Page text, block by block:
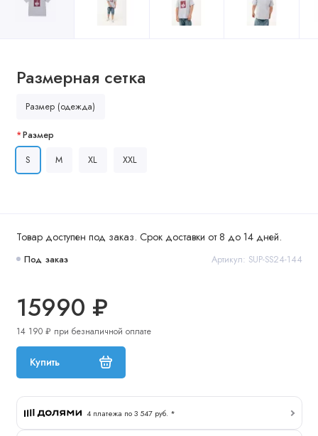
Товар доступен под заказ. Срок доставки от 8 до 14 дней.
Под заказ Артикул: SUP-SS24-144
15990 ₽
14 190 ₽ при безналичной оплате
Купить
4 платежа по 3 547 руб. *
Размерная сетка
Размер (одежда)
Размер
S
M XL XXL